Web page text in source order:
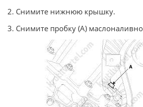
2. Снимите нижнюю крышку.
3. Снимите пробку (А)